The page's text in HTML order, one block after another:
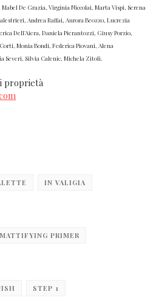
De Grazia, Virginia Niccolai, Marta Vispi, Serena
Andrea Raffai, Aurora Beozzo, Lucrezia
Dell'Aiera, Daniela Pierantozzi, Giusy Porzio,
Monia Bondi, Federica Piovani, Alena
Severi, Silvia Calenic, Michela Zitoli.
proprietà
IN VALIGIA
MATTIFYING PRIMER
STEP 1